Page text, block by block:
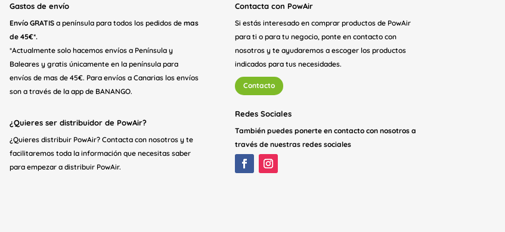
Gastos de envío
Envío GRATISa península para todos los pedidos de mas
de 45€*.
*Actualmente solo hacemos envíos a Península y
Baleares y gratis únicamente en la península para
envíos de mas de 45€. Para envíos a Canarias los envíos
son a través de la app de BANANGO.
¿Quieres ser distribuidor de PowAir?
¿Quieres distribuir PowAir? Contacta con nosotros y te
facilitaremos toda la información que necesitas saber
para empezar a distribuir PowAir.
Contacta con PowAir
Si estás interesado en comprar productos de PowAir
para ti o para tu negocio, ponte en contacto con
nosotros y te ayudaremos a escoger los productos
indicados para tus necesidades.
Contacto
Redes Sociales
También puedes ponerte en contacto con nosotros a
través de nuestras redes sociales